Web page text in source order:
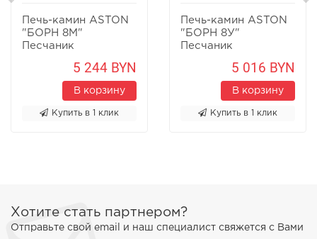
Печь-камин ASTON
"БОРН 8М"
Песчаник
5 244 BYN
В корзину
Купить в 1 клик
Печь-камин ASTON
"БОРН 8У"
Песчаник
5 016 BYN
В корзину
Купить в 1 клик
Хотите стать партнером?
Отправьте свой email и наш специалист свяжется с Вами